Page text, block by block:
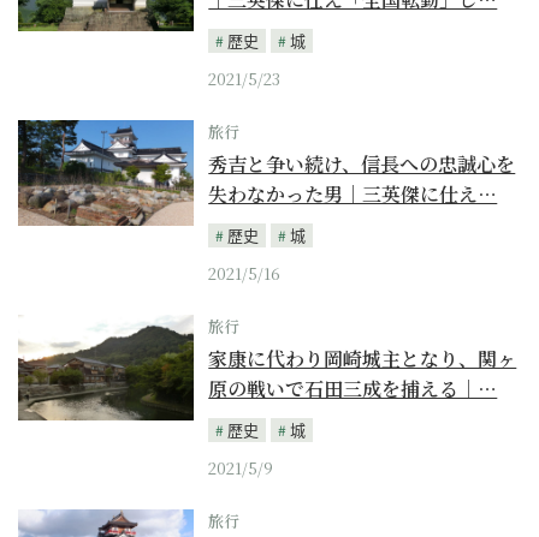
歴史
城
2021/5/23
旅行
秀吉と争い続け、信長への忠誠心を
失わなかった男｜三英傑に仕え…
歴史
城
2021/5/16
旅行
家康に代わり岡崎城主となり、関ヶ
原の戦いで石田三成を捕える｜…
歴史
城
2021/5/9
旅行